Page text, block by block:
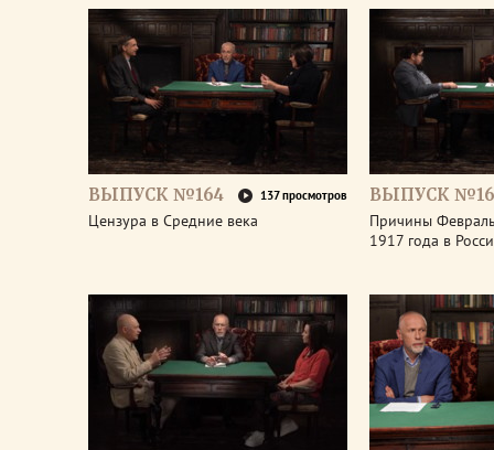
ВЫПУСК №164 137 просмотров
Цензура в Средние века
ВЫПУСК
Причины
1917 года в